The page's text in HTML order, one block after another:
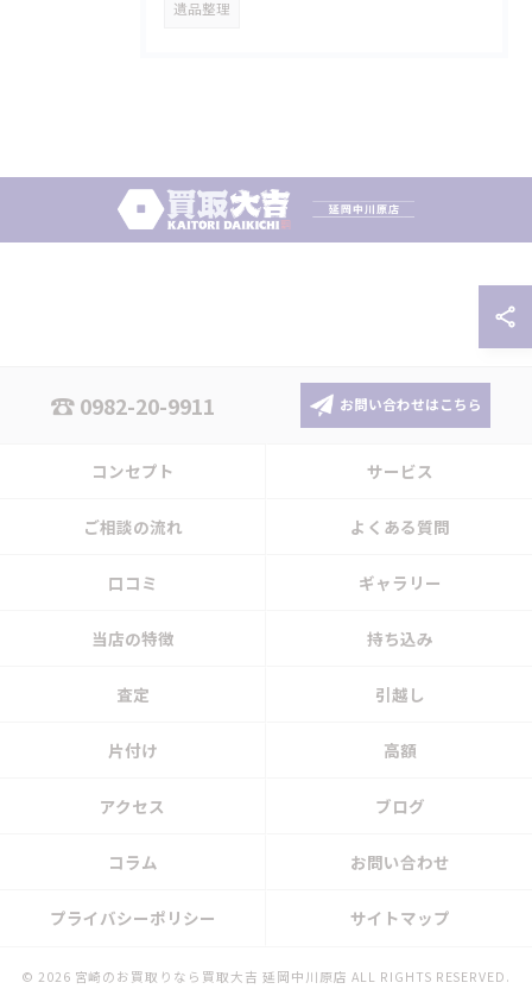
遺品整理
0982-20-9911 お問い合わせはこちら
コンセプト サービス
ご相談の流れ よくある質問
口コミ ギャラリー
当店の特徴 持ち込み
査定 引越し
片付け 高額
アクセス ブログ
コラム お問い合わせ
プライバシーポリシー サイトマップ
© 2026 宮崎のお買取りなら買取大吉 延岡中川原店 ALL RIGHTS RESERVED.